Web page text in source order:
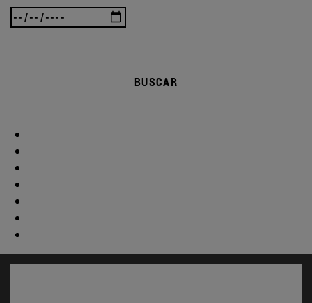
BUSCAR